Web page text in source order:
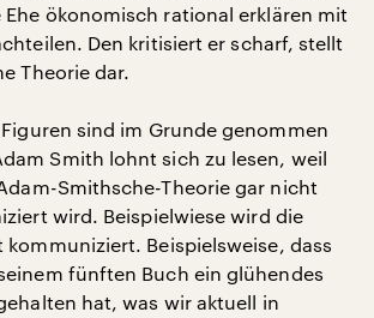
Ehe ökonomisch rational erklären mit
Den kritisiert er scharf, stellt
Theorie dar.
sind im Grunde genommen
Smith lohnt sich zu lesen, weil
Smithsche-Theorie gar nicht
wird. Beispielwiese wird die
Beispielsweise, dass
fünften Buch ein glühendes
hat, was wir aktuell in